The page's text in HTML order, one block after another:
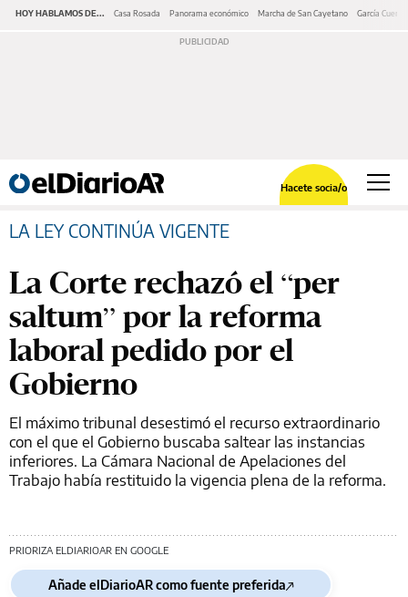
HOY HABLAMOS DE... Casa Rosada Panorama económico Marcha de San Cayetano García Cuerva
Hacete socia/o
LA LEY CONTINÚA VIGENTE
La Corte rechazó el “per
saltum” por la reforma
laboral pedido por el
Gobierno
El máximo tribunal desestimó el recurso extraordinario
con el que el Gobierno buscaba saltear las instancias
inferiores. La Cámara Nacional de Apelaciones del
Trabajo había restituido la vigencia plena de la reforma.
PRIORIZA ELDIARIOAR EN GOOGLE
Añade elDiarioAR como fuente preferida